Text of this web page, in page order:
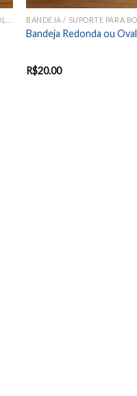
Bandeja Redonda ou Oval
R$20.00